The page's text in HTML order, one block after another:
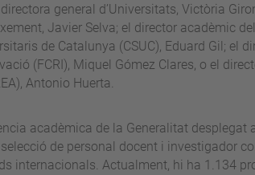
general d’Universitats, Victòria
Javier Selva; el director acadèmic
de Catalunya (CSUC), Eduard Gil; el
(FCRI), Miquel Gómez Clares, o el
Antonio Huerta.
acadèmica de la Generalitat desplegat
de personal docent i investigador
internacionals. Actualment, hi ha 1.134